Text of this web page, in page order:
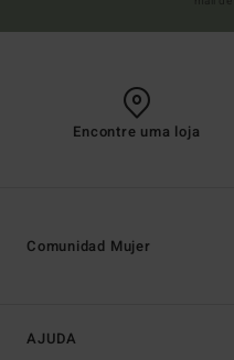
Encontre uma loja
AJUDA
Comunidad Mujer